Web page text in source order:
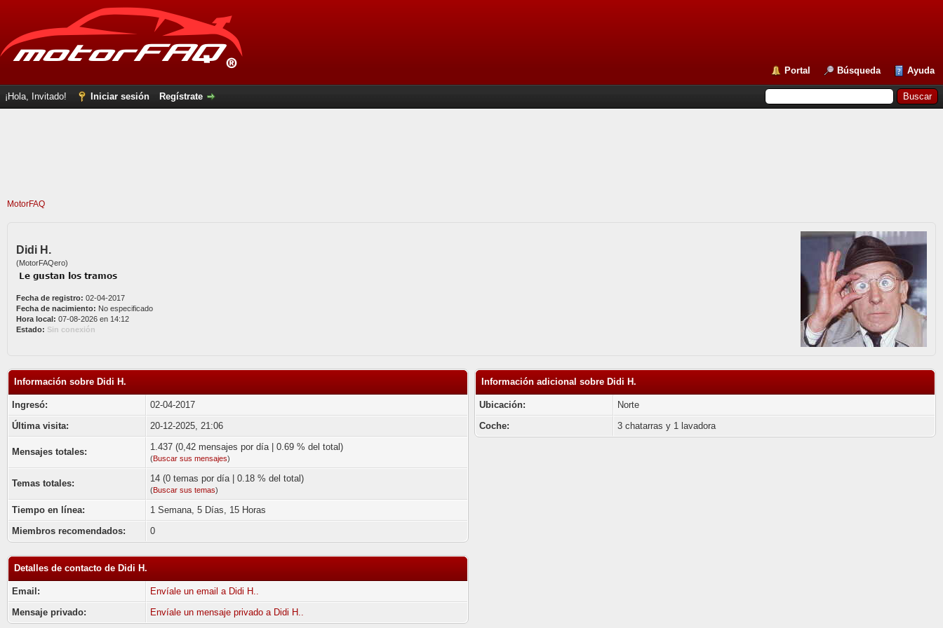
Portal Búsqueda Ayuda
¡Hola, Invitado! Iniciar sesión Regístrate
MotorFAQ
Didi H.
(MotorFAQero)
Fecha de registro: 02-04-2017
Fecha de nacimiento: No especificado
Hora local: 07-08-2026 en 14:12
Estado: Sin conexión
Información sobre Didi H.
Ingresó:
02-04-2017
Última visita:
20-12-2025, 21:06
Mensajes totales: 1.437 (0,42 mensajes por día | 0.69 % del total)
(Buscar sus mensajes)
Temas totales: 14 (0 temas por día | 0.18 % del total)
(Buscar sus temas)
Tiempo en línea:
1 Semana, 5 Días, 15 Horas
Miembros recomendados:
0
Detalles de contacto de Didi H.
Email:
Envíale un email a Didi H..
Mensaje privado:
Envíale un mensaje privado a Didi H..
Información adicional sobre Didi H.
Ubicación:
Norte
Coche:
3 chatarras y 1 lavadora